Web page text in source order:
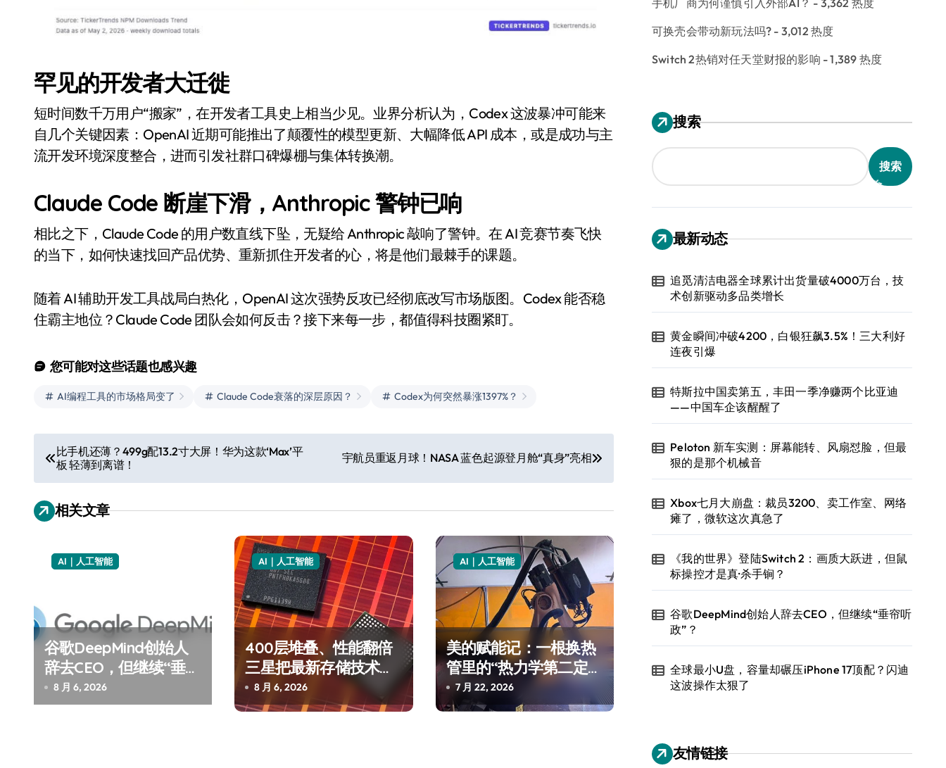
罕见的开发者大迁徙
短时间数千万用户“搬家”，在开发者工具史上相当少见。业界分析认为，Codex 这波暴冲可能来
自几个关键因素：OpenAI 近期可能推出了颠覆性的模型更新、大幅降低 API 成本，或是成功与主
流开发环境深度整合，进而引发社群口碑爆棚与集体转换潮。
Claude Code 断崖下滑，Anthropic 警钟已响
相比之下，Claude Code 的用户数直线下坠，无疑给 Anthropic 敲响了警钟。在 AI 竞赛节奏飞快
的当下，如何快速找回产品优势、重新抓住开发者的心，将是他们最棘手的课题。
随着 AI 辅助开发工具战局白热化，OpenAI 这次强势反攻已经彻底改写市场版图。Codex 能否稳
住霸主地位？Claude Code 团队会如何反击？接下来每一步，都值得科技圈紧盯。
您可能对这些话题也感兴趣
AI编程工具的市场格局变了 Claude Code衰落的深层原因？ Codex为何突然暴涨1397%？
文
章
导
比手机还薄？499g配13.2寸大屏！华为这款‘Max’平
板 轻薄到离谱！
宇航员重返月球！NASA 蓝色起源登月舱“真身”亮相
相关文章
AI｜人工智能
谷歌DeepMind创始人
辞去CEO，但继续“垂帘
听政”？
8 月 6, 2026
AI｜人工智能
400层堆叠、性能翻倍
三星把最新存储技术给
了AI
8 月 6, 2026
AI｜人工智能
美的赋能记：一根换热
管里的“热力学第二定
律”
7 月 22, 2026
可换壳会带动新玩法吗? - 3,012 热度
Switch 2热销对任天堂财报的影响 - 1,389 热度
搜索
搜索
最新动态
追觅清洁电器全球累计出货量破4000万台，技
术创新驱动多品类增长
黄金瞬间冲破4200，白银狂飙3.5%！三大利好
连夜引爆
特斯拉中国卖第五，丰田一季净赚两个比亚迪
——中国车企该醒醒了
Peloton 新车实测：屏幕能转、风扇怼脸，但最
狠的是那个机械音
Xbox七月大崩盘：裁员3200、卖工作室、网络
瘫了，微软这次真急了
《我的世界》登陆Switch 2：画质大跃进，但鼠
标操控才是真·杀手锏？
谷歌DeepMind创始人辞去CEO，但继续“垂帘听
政”？
全球最小U盘，容量却碾压iPhone 17顶配？闪迪
这波操作太狠了
友情链接